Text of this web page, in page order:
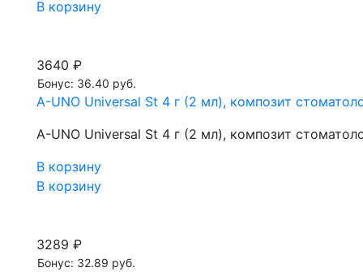
В корзину
3640 ₽
Бонус: 36.40 руб.
A-UNO Universal St 4 г (2 мл), композит
A-UNO Universal St 4 г (2 мл), композит
В корзину
В корзину
3289 ₽
Бонус: 32.89 руб.